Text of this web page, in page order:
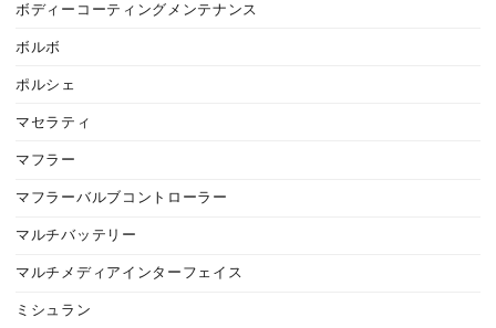
ボディーコーティングメンテナンス
ボルボ
ポルシェ
マセラティ
マフラー
マフラーバルブコントローラー
マルチバッテリー
マルチメディアインターフェイス
ミシュラン